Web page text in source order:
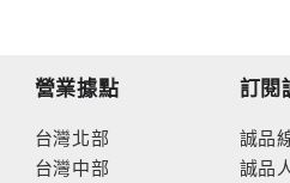
營業據點
台灣北部
台灣中部
訂閱
誠品
誠品